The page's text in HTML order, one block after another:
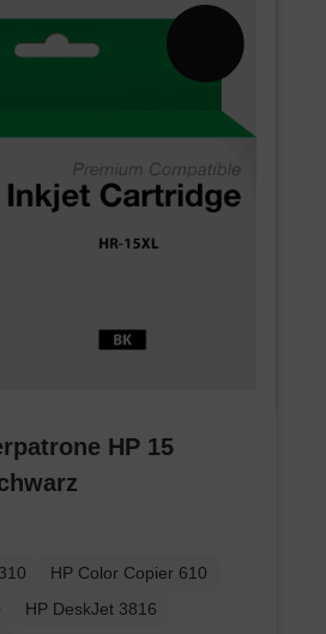
HP 15
HP Color Copier 610
HP DeskJet 3816